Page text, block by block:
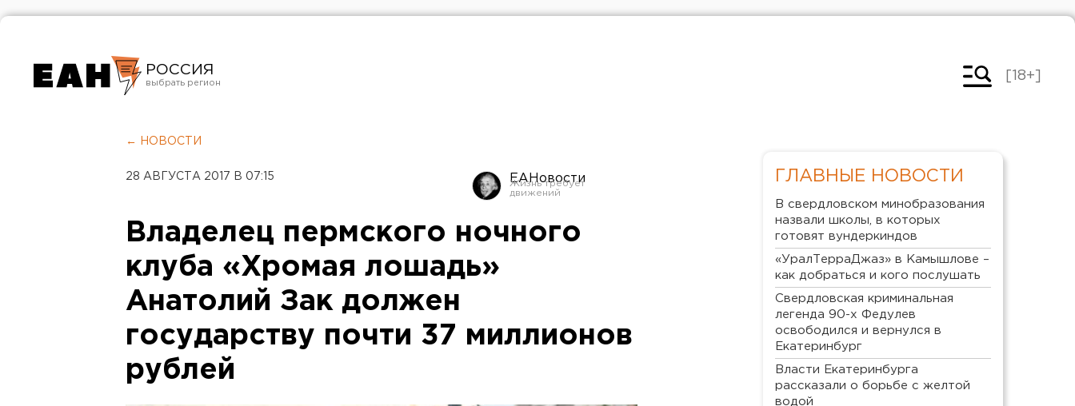
РОССИЯ
Челябинск
[18+]
← НОВОСТИ
28 АВГУСТА 2017 В 07:15 ЕАНовости
Владелец пермского ночного
клуба «Хромая лошадь»
Анатолий Зак должен
государству почти 37 миллионов
рублей
ГЛАВНЫЕ НОВОСТИ
В свердловском минобразования
назвали школы, в которых
готовят вундеркиндов
«УралТерраДжаз» в Камышлове –
как добраться и кого послушать
Свердловская криминальная
легенда 90-х Федулев
освободился и вернулся в
Екатеринбург
Власти Екатеринбурга
рассказали о борьбе с желтой
водой